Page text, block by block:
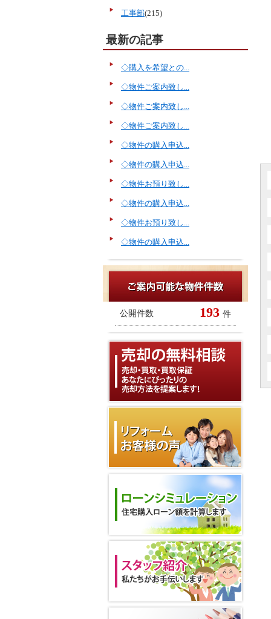
工事部(215)
最新の記事
◇購入を希望との...
◇物件ご案内致し...
◇物件ご案内致し...
◇物件ご案内致し...
◇物件の購入申込...
◇物件の購入申込...
◇物件お預り致し...
◇物件の購入申込...
◇物件お預り致し...
◇物件の購入申込...
公開件数 193 件